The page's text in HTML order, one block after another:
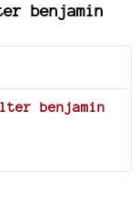
benjamin
benjamin